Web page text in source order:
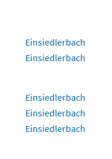
Einsiedlerbach
Einsiedlerbach
Einsiedlerbach
Einsiedlerbach
Einsiedlerbach